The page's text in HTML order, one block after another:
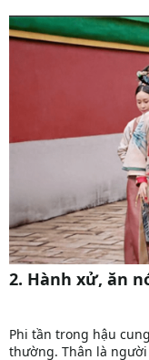
2. Hành xử, ăn
Phi tần trong hậu
thường. Thân là